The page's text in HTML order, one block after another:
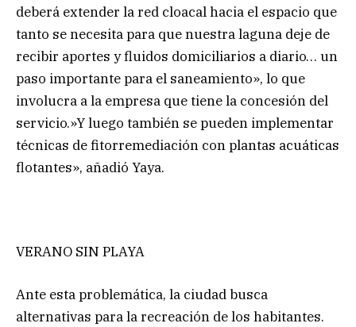
deberá extender la red cloacal hacia el espacio que
tanto se necesita para que nuestra laguna deje de
recibir aportes y fluidos domiciliarios a diario… un
paso importante para el saneamiento», lo que
involucra a la empresa que tiene la concesión del
servicio.»Y luego también se pueden implementar
técnicas de fitorremediación con plantas acuáticas
flotantes», añadió Yaya.
VERANO SIN PLAYA
Ante esta problemática, la ciudad busca
alternativas para la recreación de los habitantes.